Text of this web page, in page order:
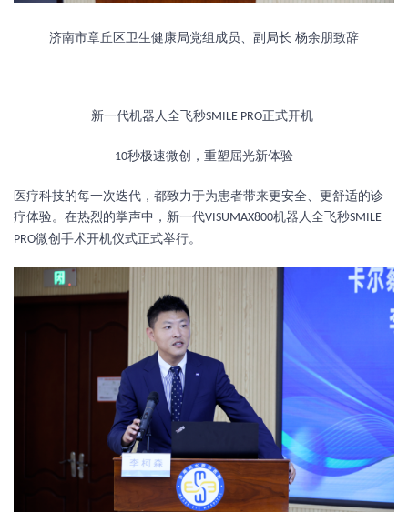
济南市章丘区卫生健康局党组成员、副局长 杨余朋致辞
新一代机器人全飞秒SMILE PRO正式开机
10秒极速微创，重塑屈光新体验
医疗科技的每一次迭代，都致力于为患者带来更安全、更舒适的诊
疗体验。在热烈的掌声中，新一代VISUMAX800机器人全飞秒SMILE
PRO微创手术开机仪式正式举行。